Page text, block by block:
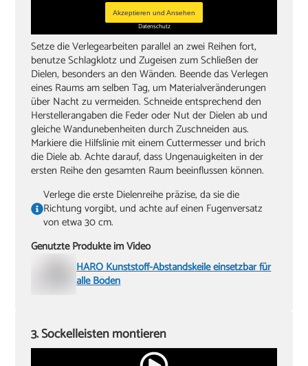
Akzeptieren und Ansehen
Datenschutz
Setze die Verlegearbeiten parallel an zwei Reihen fort,
benutze Schlagklotz und Zugeisen zum Schließen der
Dielen, besonders an den Wänden. Beende das Verlegen
eines Raums am selben Tag, um Materialveränderungen
über Nacht zu vermeiden. Schneide entsprechend den
Herstellerangaben die Feder oder Nut der Dielen ab und
gleiche Wandunebenheiten durch Zuschneiden aus.
Markiere die Hilfslinie mit einem Cuttermesser und brich
die Diele ab. Achte darauf, dass Ungenauigkeiten in der
ersten Reihe den gesamten Raum beeinflussen können.
Verlege die erste Dielenreihe präzise, da sie die
Richtung vorgibt, und achte auf einen Fugenversatz
von etwa 30 cm.
Genutzte Produkte im Video
HARO Kunststoff-Abstandskeile einsetzbar für
alle Böden
3. Sockelleisten montieren